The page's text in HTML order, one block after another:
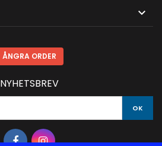

ÅNGRA ORDER
NYHETSBREV